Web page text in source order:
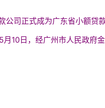
公司正式成为广东省小额贷
月10日，经广州市人民政府